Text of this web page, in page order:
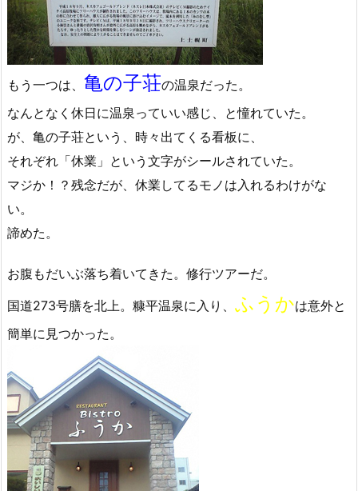
もう一つは、 亀の子荘の温泉だった。
なんとなく休日に温泉っていい感じ、と憧れていた。
が、亀の子荘という、時々出てくる看板に、
それぞれ「休業」という文字がシールされていた。
マジか！？残念だが、休業してるモノは入れるわけがな
い。
諦めた。
お腹もだいぶ落ち着いてきた。修行ツアーだ。
国道273号膳を北上。糠平温泉に入り、 ふうかは意外と
簡単に見つかった。